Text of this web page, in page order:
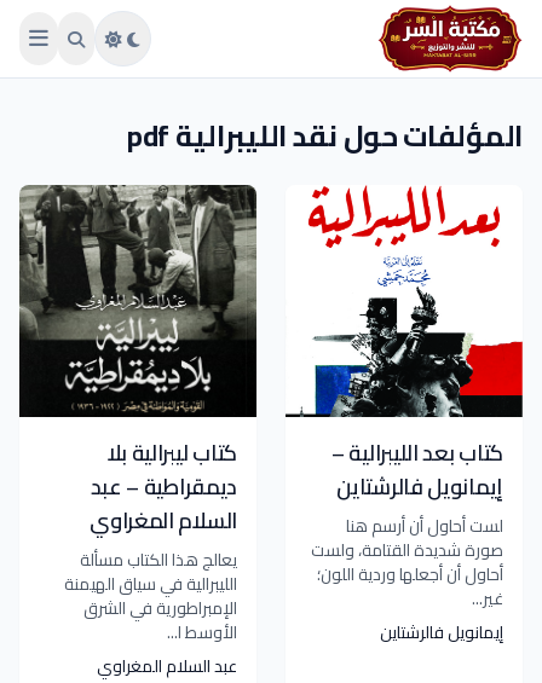
Skip to main content
المؤلفات حول نقد الليبرالية pdf
كتاب بعد الليبرالية –
إيمانويل فالرشتاين
لست أحاول أن أرسم هنا
صورة شديدة القتامة، ولست
أحاول أن أجعلها وردية اللون؛
غير...
إيمانويل فالرشتاين
كتاب ليبرالية بلا
ديمقراطية – عبد
السلام المغراوي
يعالج هذا الكتاب مسألة
الليبرالية في سياق الهيمنة
الإمبراطورية في الشرق
الأوسط ا...
عبد السلام المغراوي